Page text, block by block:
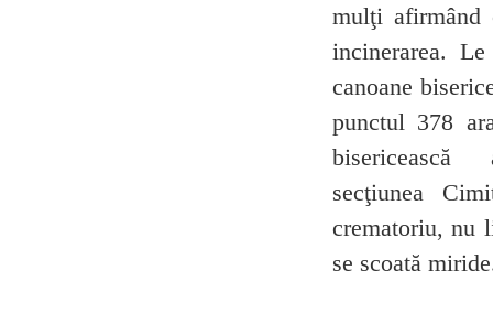
mulţi afirmând
incinerarea.
canoane
punctul 378
secţiunea
crematoriu, nu
se scoată